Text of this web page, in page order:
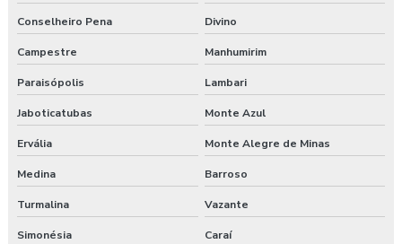
Conselheiro Pena Divino
Campestre Manhumirim
Paraisópolis Lambari
Jaboticatubas Monte Azul
Ervália Monte Alegre de Minas
Medina Barroso
Turmalina Vazante
Simonésia Caraí